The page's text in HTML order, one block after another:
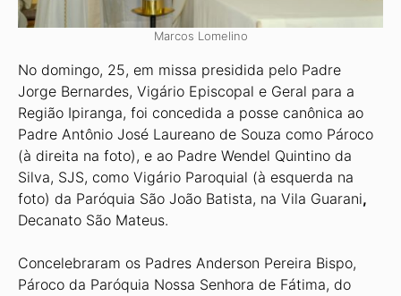
Marcos Lomelino
No domingo, 25, em missa presidida pelo Padre
Jorge Bernardes, Vigário Episcopal e Geral para a
Região Ipiranga, foi concedida a posse canônica ao
Padre Antônio José Laureano de Souza como Pároco
(à direita na foto), e ao Padre Wendel Quintino da
Silva, SJS, como Vigário Paroquial (à esquerda na
foto) da Paróquia São João Batista, na Vila Guarani,
Decanato São Mateus.
Concelebraram os Padres Ander­son Pereira Bispo,
Pároco da Paróquia Nossa Senhora de Fátima, do